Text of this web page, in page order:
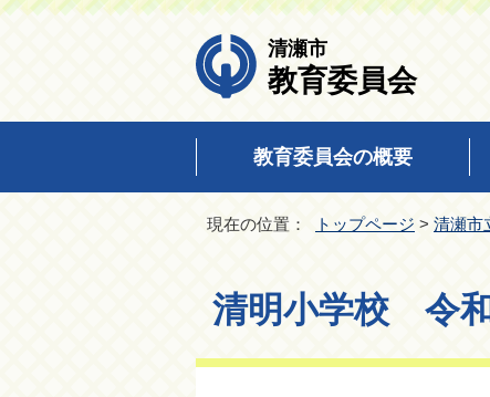
清瀬市
教育委員会
教育委員会の概要
現在の位置： トップページ > 清瀬市
清明小学校 令